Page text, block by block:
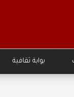
بوابة ثقافية